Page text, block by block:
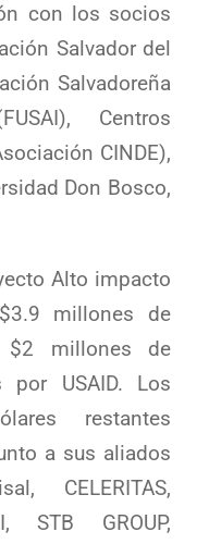
con los socios
Salvador del
Salvadoreña
Centros
CINDE),
Don Bosco,
Alto impacto
millones de
$2 millones de
por USAID. Los
restantes
a sus aliados
CELERITAS,
STB GROUP,